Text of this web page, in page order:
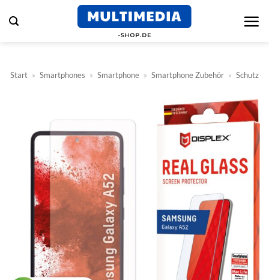
Inhalt
Start » Smartphones » Smartphone » Smartphone Zubehör » Schutz